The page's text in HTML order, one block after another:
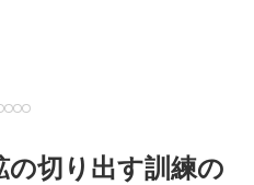
の切り出す訓練の